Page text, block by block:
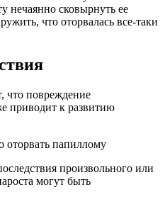
нечаянно сковырнуть ее
что оторвалась все-таки
что повреждение
приводит к развитию
произвольного или
могут быть